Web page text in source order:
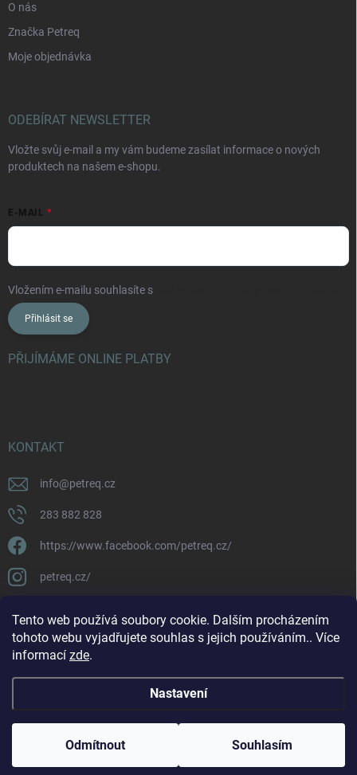
Tento web používá soubory cookie. Dalším procházením
tohoto webu vyjadřujete souhlas s jejich používáním.. Více
informací zde.
Nastavení
Odmítnout Souhlasím
O nás
Značka Petreq
Moje objednávka
ODEBÍRAT NEWSLETTER
Vložte svůj e-mail a my vám budeme zasílat informace o nových
produktech na našem e-shopu.
E-MAIL
Vložením e-mailu souhlasíte s
Přihlásit se
PŘIJÍMÁME ONLINE PLATBY
KONTAKT
info@petreq.cz
283 882 828
https://www.facebook.com/petreq.cz/
petreq.cz/
Vytvořil Shoptet
Copyright 2026 . Všechna práva vyhrazena.